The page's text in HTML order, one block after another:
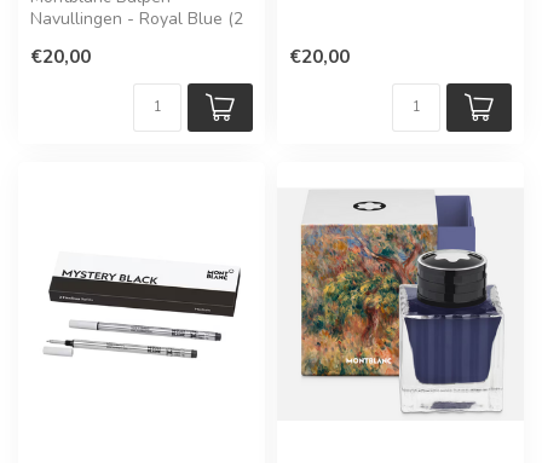
Navullingen - Royal Blue (2
€20,00 €20,00